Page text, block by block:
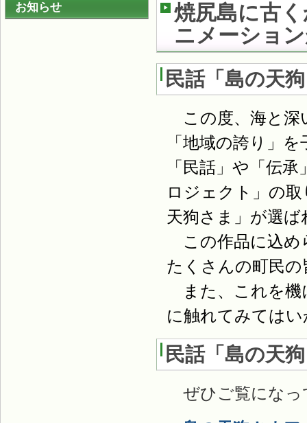
ば
す
焼尻島に古
ニメーショ
民話「島の天
この度、海と深
「地域の誇り」
「民話」や「伝
ロジェクト」の
天狗さま」が選
この作品に込め
たくさんの町民
また、これを機
に触れてみては
民話「島の天
ぜひご覧になっ
お知らせ